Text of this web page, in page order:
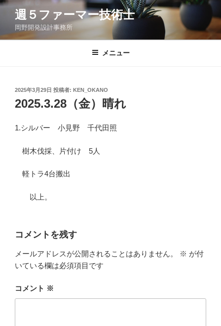
コ
ン
週５ファーマー技術士
岡野開発設計事務所
メニュー
投
稿
日:
2025年3月29日 投稿者: KEN_OKANO
2025.3.28（金）晴れ
1.シルバー 小見野 千代田照
樹木伐採、片付け 5人
軽トラ4台搬出
以上。
コメントを残す
メールアドレスが公開されることはありません。 ※ が付
いている欄は必須項目です
コメント ※